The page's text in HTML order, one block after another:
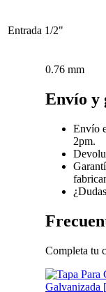
Entrada 1/2"
0.76 mm
Envío y
Envío
2pm.
Completa tu